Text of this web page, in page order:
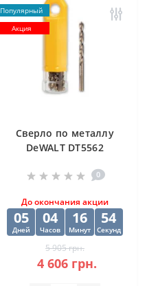
Популярный
Акция
Cверлo по металлу
DeWALT DT5562
(10 шт) 12.5х98х151
0
До окончания акции
05
Дней
04
Часов
16
Минут
53
Секунд
5 905 грн.
4 606 грн.